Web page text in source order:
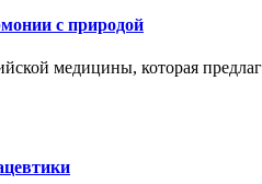
с природой
медицины, которая